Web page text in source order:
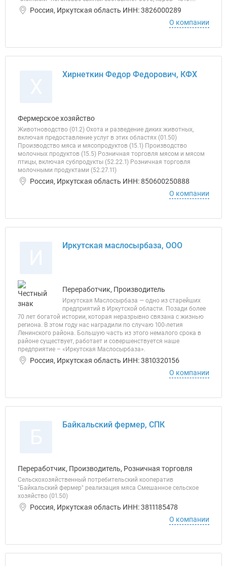
Россия, Иркутская область ИНН: 3826000289
О компании
Хирнеткин Федор Федорович, КФХ
Фермерское хозяйство
Животноводство (01.2) Охота и разведение диких животных,
включая предоставление услуг в этих областях (01.50)
Производство мяса и мясопродуктов (15.1) Производство
молочных продуктов (15.5) Розничная торговля мясом и мясом
птицы, включая субпродукты (52.22.1) Розничная торговля
молочными продуктами (52.27.11)
Россия, Иркутская область ИНН: 850600250888
О компании
Иркутская маслосырбаза, ООО
Переработчик, Производитель
Иркутская Маслосырбаза — одно из старейших
предприятий в Иркутской области. Позади более
70 лет богатой истории, которая неразрывно связана с жизнью
региона. В этом году нас наградили по случаю 100-летия
Ленинского района. Большую часть из этого немалого срока в
районе существует, работает и совершенствуется наше
предприятие – «Иркутская Маслосырбаза».
Россия, Иркутская область ИНН: 3810320156
О компании
Байкальский фермер, СПК
Переработчик, Производитель, Розничная торговля
Сельскохозяйственный потребительский кооператив
"Байкальский фермер" реализация мяса Смешанное сельское
хозяйство (01.50)
Россия, Иркутская область ИНН: 3811185478
О компании